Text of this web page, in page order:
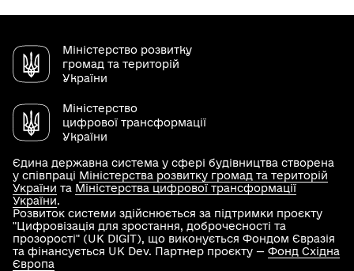
Міністерство розвитку
громад та територій
України
Міністерство
цифрової трансформації
України
Єдина державна система у сфері будівництва створена
у співпраці Міністерства розвитку громад та територій
України та Міністерства цифрової трансформації
України.
Розвиток системи здійснюється за підтримки проєкту
"Цифровізація для зростання, доброчесності та
прозорості" (UK DIGIT), що виконується Фондом Євразія
та фінансується UK Dev. Партнер проєкту — Фонд Східна
Європа